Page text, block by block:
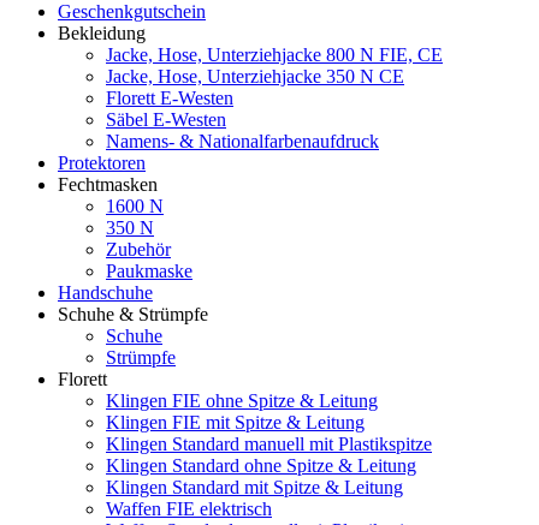
Geschenkgutschein
Bekleidung
Jacke, Hose, Unterziehjacke 800 N FIE, CE
Jacke, Hose, Unterziehjacke 350 N CE
Florett E-Westen
Säbel E-Westen
Namens- & Nationalfarbenaufdruck
Protektoren
Fechtmasken
1600 N
350 N
Zubehör
Paukmaske
Handschuhe
Schuhe & Strümpfe
Schuhe
Strümpfe
Florett
Klingen FIE ohne Spitze & Leitung
Klingen FIE mit Spitze & Leitung
Klingen Standard manuell mit Plastikspitze
Klingen Standard ohne Spitze & Leitung
Klingen Standard mit Spitze & Leitung
Waffen FIE elektrisch